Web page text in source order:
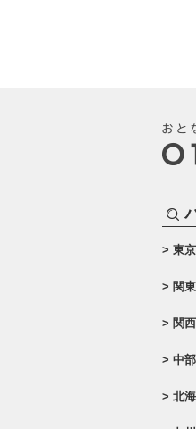
東
関
関
中
北